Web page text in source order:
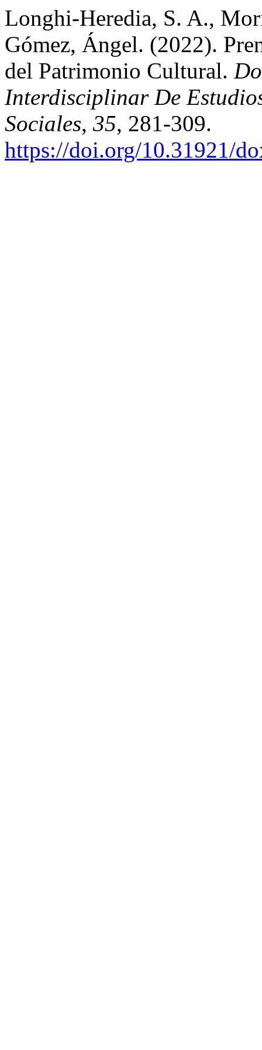
Longhi-Heredia, S. A.,
Gómez, Ángel. (2022).
del Patrimonio Cultural.
Interdisciplinar De
Sociales, 35, 281-309.
https://doi.org/10.31921/